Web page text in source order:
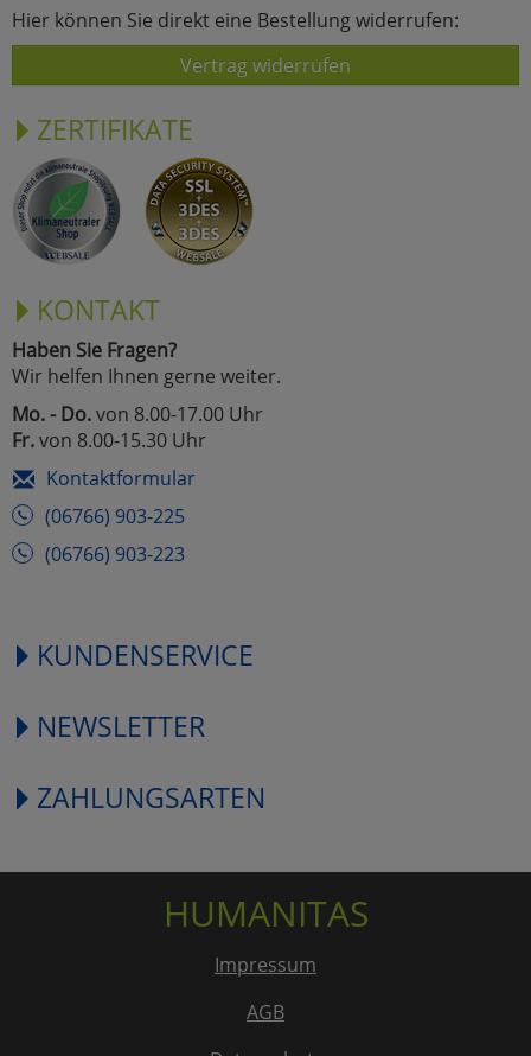
Hier können Sie direkt eine Bestellung widerrufen:
Vertrag widerrufen
ZERTIFIKATE
KONTAKT
Haben Sie Fragen?
Wir helfen Ihnen gerne weiter.
Mo. - Do.von 8.00-17.00 Uhr
Fr.von 8.00-15.30 Uhr
Kontaktformular
(06766) 903-225
(06766) 903-223
KUNDENSERVICE
NEWSLETTER
ZAHLUNGSARTEN
HUMANITAS
Impressum
AGB